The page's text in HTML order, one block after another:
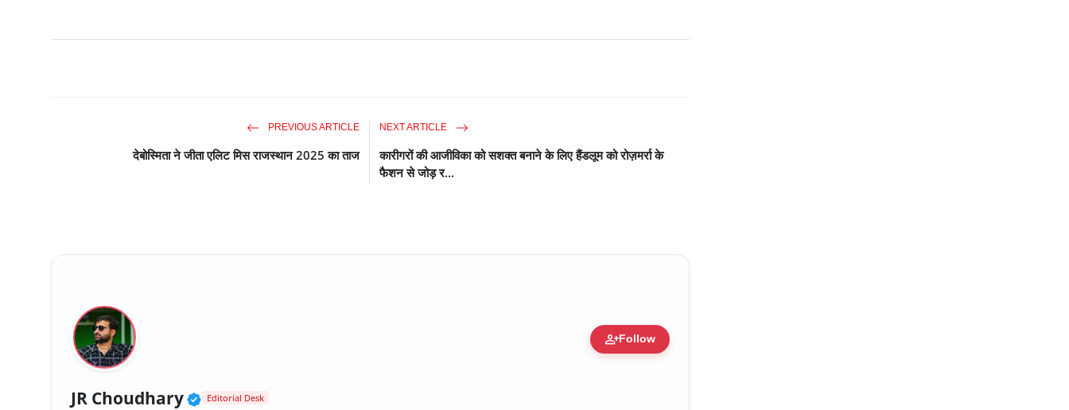
PREVIOUS ARTICLE
देबोस्मिता ने जीता एलिट मिस राजस्थान 2025 का ताज
NEXT ARTICLE
कारीगरों की आजीविका को सशक्त बनाने के लिए हैंडलूम को रोज़मर्रा के
फैशन से जोड़ र...
person_addFollow
JR Choudhary Verified Public Figure • 30 Mar, 2026
Editorial Desk